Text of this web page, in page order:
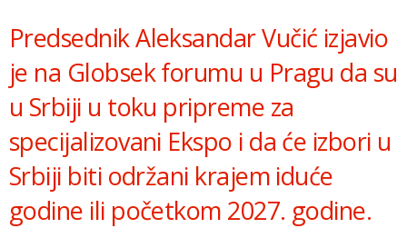
Predsednik Aleksandar Vučić izjavio
je na Globsek forumu u Pragu da su
u Srbiji u toku pripreme za
specijalizovani Ekspo i da će izbori u
Srbiji biti održani krajem iduće
godine ili početkom 2027. godine.